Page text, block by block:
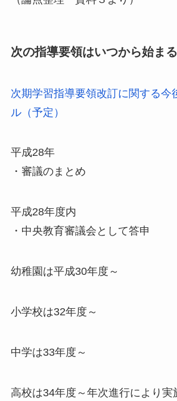
次の指導要領はいつから始ま
次期学習指導要領改訂に関する今
ル（予定）
平成28年
・審議のまとめ
平成28年度内
・中央教育審議会として答申
幼稚園は平成30年度～
小学校は32年度～
中学は33年度～
高校は34年度～年次進行により実